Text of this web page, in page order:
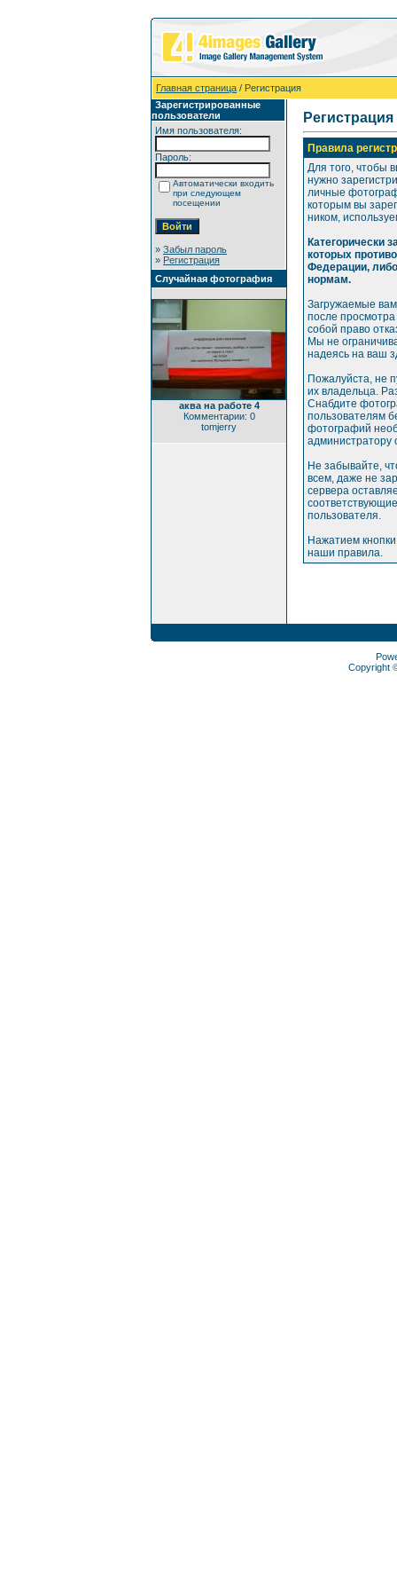
Главная страница / Регистрация
Зарегистрированные
пользователи
Имя пользователя:
Пароль:
Автоматически входить
при следующем
посещении
» Забыл пароль
» Регистрация
Случайная фотография
аква на работе 4
Комментарии: 0
tomjerry
Регистрация
Правила
Для того, чтобы
нужно
личные
которым вы
ником,
Категорически
которых
Федерации,
нормам.
Загружаемые
после
собой право
Мы не
надеясь на ваш
Пожалуйста, не
их владельца.
Снабдите
пользователям
фотографий
администратору
Не забывайте,
всем, даже не
сервера
пользователя.
Нажатием
наши правила.
Copyright